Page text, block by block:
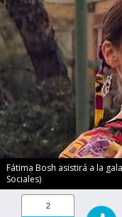
Fátima Bosh asistirá a la
Sociales)
2